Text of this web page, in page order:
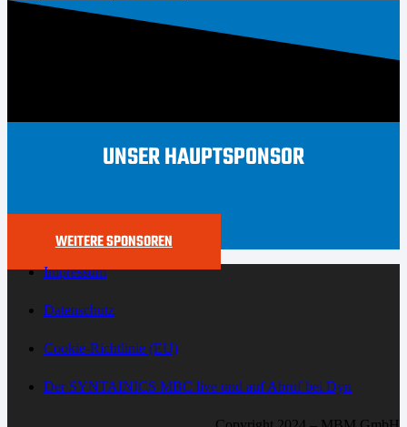
UNSER HAUPTSPONSOR
WEITERE SPONSOREN
Impressum
Datenschutz
Cookie-Richtlinie (EU)
Der SYNTAINICS MBC live und auf Abruf bei Dyn